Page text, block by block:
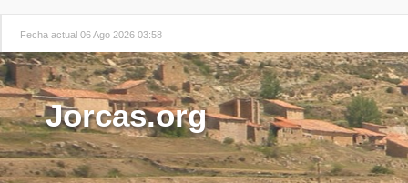
Fecha actual 06 Ago 2026 03:58
Jorcas.org